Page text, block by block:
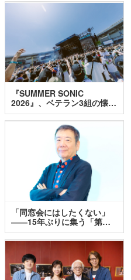
『SUMMER SONIC
2026』、ベテラン3組の懐…
「同窓会にはしたくない」
――15年ぶりに集う「第…